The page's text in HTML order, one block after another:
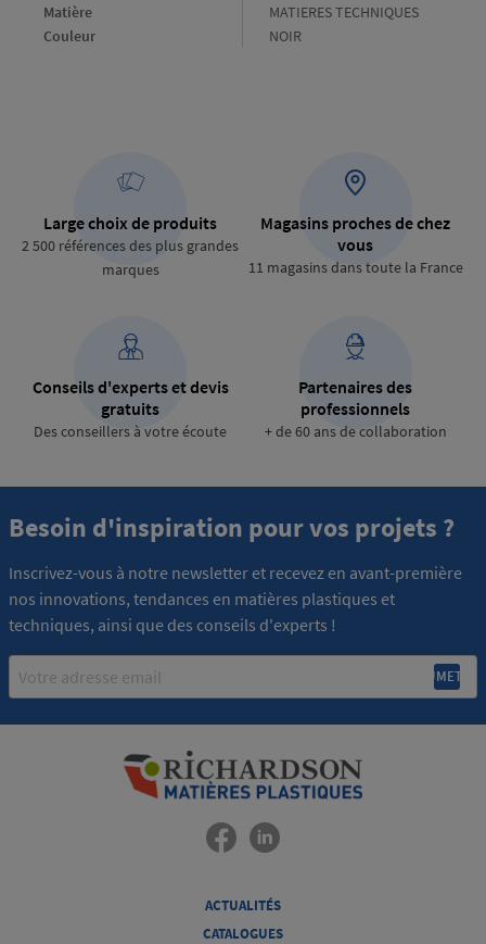
Matière
Matière
MATIERES TECHNIQUES
Couleur
Couleur
NOIR
Large choix de produits
2 500 références des plus grandes
marques
Magasins proches de chez
vous
11 magasins dans toute la France
Conseils d'experts et devis
gratuits
Des conseillers à votre écoute
Partenaires des
professionnels
+ de 60 ans de collaboration
Besoin d'inspiration pour vos projets ?
Inscrivez-vous à notre newsletter et recevez en avant-première
nos innovations, tendances en matières plastiques et
techniques, ainsi que des conseils d'experts !
Email
ACTUALITÉS
CATALOGUES